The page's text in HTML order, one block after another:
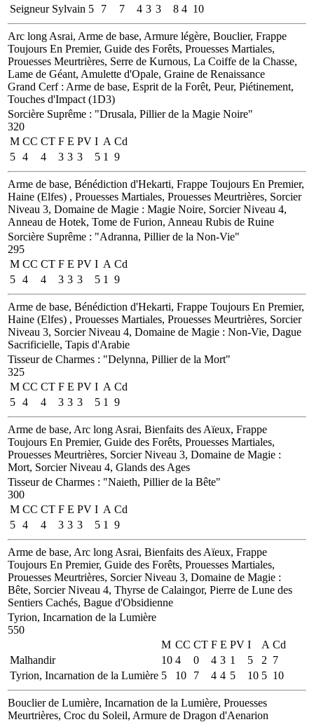
Seigneur Sylvain 5 7 7 4 3 3 8 4 10
Arc long Asrai, Arme de base, Armure légère, Bouclier, Frappe
Toujours En Premier, Guide des Forêts, Prouesses Martiales,
Prouesses Meurtrières, Serre de Kurnous, La Coiffe de la Chasse,
Lame de Géant, Amulette d'Opale, Graine de Renaissance
Grand Cerf: Arme de base, Esprit de la Forêt, Peur, Piétinement,
Touches d'Impact (1D3)
Sorcière Suprême : "Drusala, Pillier de la Magie Noire"
320
M CC CT F E PV I A Cd
5 4 4 3 3 3 5 1 9
Arme de base, Bénédiction d'Hekarti, Frappe Toujours En Premier,
Haine (Elfes) , Prouesses Martiales, Prouesses Meurtrières, Sorcier
Niveau 3, Domaine de Magie : Magie Noire, Sorcier Niveau 4,
Anneau de Hotek, Tome de Furion, Anneau Rubis de Ruine
Sorcière Suprême : "Adranna, Pillier de la Non-Vie"
295
M CC CT F E PV I A Cd
5 4 4 3 3 3 5 1 9
Arme de base, Bénédiction d'Hekarti, Frappe Toujours En Premier,
Haine (Elfes) , Prouesses Martiales, Prouesses Meurtrières, Sorcier
Niveau 3, Sorcier Niveau 4, Domaine de Magie : Non-Vie, Dague
Sacrificielle, Tapis d'Arabie
Tisseur de Charmes : "Delynna, Pillier de la Mort"
325
M CC CT F E PV I A Cd
5 4 4 3 3 3 5 1 9
Arme de base, Arc long Asrai, Bienfaits des Aïeux, Frappe
Toujours En Premier, Guide des Forêts, Prouesses Martiales,
Prouesses Meurtrières, Sorcier Niveau 3, Domaine de Magie :
Mort, Sorcier Niveau 4, Glands des Ages
Tisseur de Charmes : "Naieth, Pillier de la Bête"
300
M CC CT F E PV I A Cd
5 4 4 3 3 3 5 1 9
Arme de base, Arc long Asrai, Bienfaits des Aïeux, Frappe
Toujours En Premier, Guide des Forêts, Prouesses Martiales,
Prouesses Meurtrières, Sorcier Niveau 3, Domaine de Magie :
Bête, Sorcier Niveau 4, Thyrse de Calaingor, Pierre de Lune des
Sentiers Cachés, Bague d'Obsidienne
Tyrion, Incarnation de la Lumière
550
M CC CT F E PV I A Cd
Malhandir
10 4 0 4 3 1 5 2 7
Tyrion, Incarnation de la Lumière 5 10 7 4 4 5 10 5 10
Bouclier de Lumière, Incarnation de la Lumière, Prouesses
Meurtrières, Croc du Soleil, Armure de Dragon d'Aenarion